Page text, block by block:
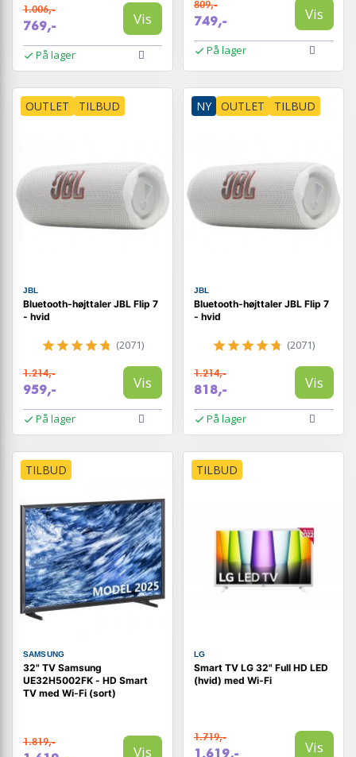
1.006,-
769,- Vis
På lager
809,-
749,- Vis
På lager
OUTLET TILBUD
JBL
Bluetooth-højttaler JBL Flip 7
- hvid
(2071)
1.214,-
959,- Vis
På lager
NY OUTLET TILBUD
JBL
Bluetooth-højttaler JBL Flip 7
- hvid
(2071)
1.214,-
818,- Vis
På lager
TILBUD
SAMSUNG
32" TV Samsung
UE32H5002FK - HD Smart
TV med Wi‑Fi (sort)
1.819,-
Vis
TILBUD
LG
Smart TV LG 32" Full HD LED
(hvid) med Wi‑Fi
1.719,-
1.619,- Vis